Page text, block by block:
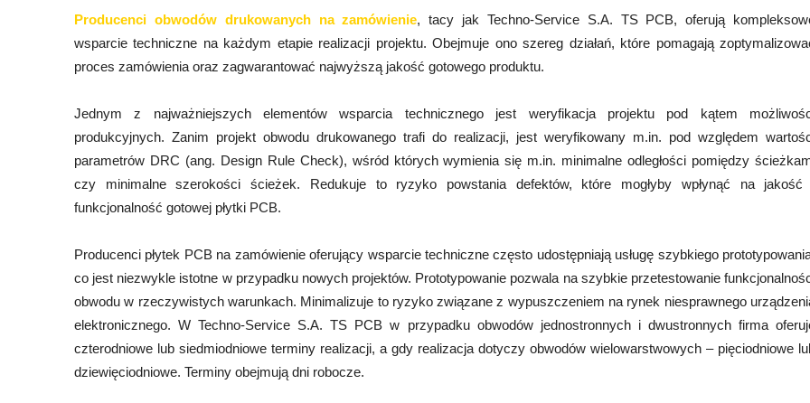
Producenci obwodów drukowanych na zamówienie, tacy jak Techno-Service S.A. TS PCB, oferują
wsparcie techniczne na każdym etapie realizacji projektu. Obejmuje ono szereg działań, które pomagają
proces zamówienia oraz zagwarantować najwyższą jakość gotowego produktu.
Jednym z najważniejszych elementów wsparcia technicznego jest weryfikacja projektu pod kątem
produkcyjnych. Zanim projekt obwodu drukowanego trafi do realizacji, jest weryfikowany m.in. pod względem
parametrów DRC (ang. Design Rule Check), wśród których wymienia się m.in. minimalne odległości pomiędzy
czy minimalne szerokości ścieżek. Redukuje to ryzyko powstania defektów, które mogłyby wpłynąć na
funkcjonalność gotowej płytki PCB.
Producenci płytek PCB na zamówienie oferujący wsparcie techniczne często udostępniają usługę szybkiego
co jest niezwykle istotne w przypadku nowych projektów. Prototypowanie pozwala na szybkie przetestowanie
obwodu w rzeczywistych warunkach. Minimalizuje to ryzyko związane z wypuszczeniem na rynek niesprawnego
elektronicznego. W Techno-Service S.A. TS PCB w przypadku obwodów jednostronnych i dwustronnych firma
czterodniowe lub siedmiodniowe terminy realizacji, a gdy realizacja dotyczy obwodów wielowarstwowych – pięciodniowe
dziewięciodniowe. Terminy obejmują dni robocze.